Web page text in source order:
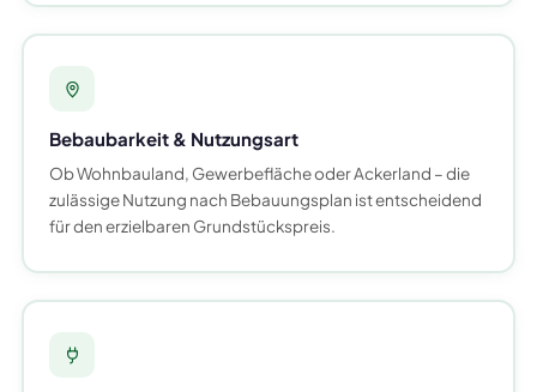
Bebaubarkeit & Nutzungsart
Ob Wohnbauland, Gewerbefläche oder Ackerland – die
zulässige Nutzung nach Bebauungsplan ist entscheidend
für den erzielbaren Grundstückspreis.